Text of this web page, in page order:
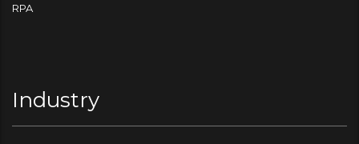
RPA
Industry